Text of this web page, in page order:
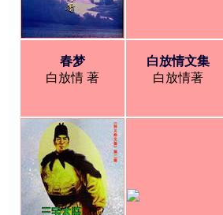
春梦
白放情 著
白放情文集
白放情著